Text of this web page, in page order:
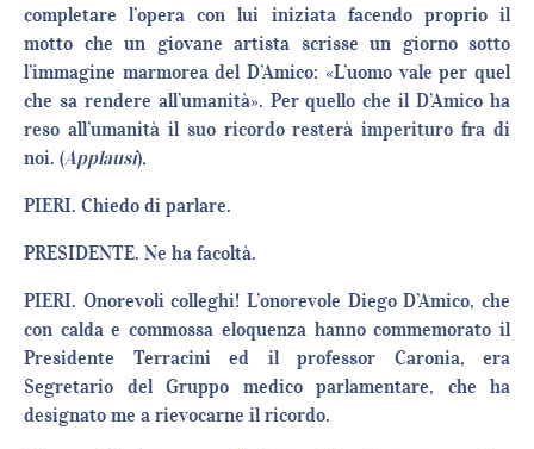
completare l’opera con lui iniziata facendo proprio il
motto che un giovane artista scrisse un giorno sotto
l’immagine marmorea del D’Amico: «L’uomo vale per quel
che sa rendere all’umanità». Per quello che il D’Amico ha
reso all’umanità il suo ricordo resterà imperituro fra di
noi. (Applausi).
PIERI. Chiedo di parlare.
PRESIDENTE. Ne ha facoltà.
PIERI. Onorevoli colleghi! L’onorevole Diego D’Amico, che
con calda e commossa eloquenza hanno commemorato il
Presidente Terracini ed il professor Caronia, era
Segretario del Gruppo medico parlamentare, che ha
designato me a rievocarne il ricordo.